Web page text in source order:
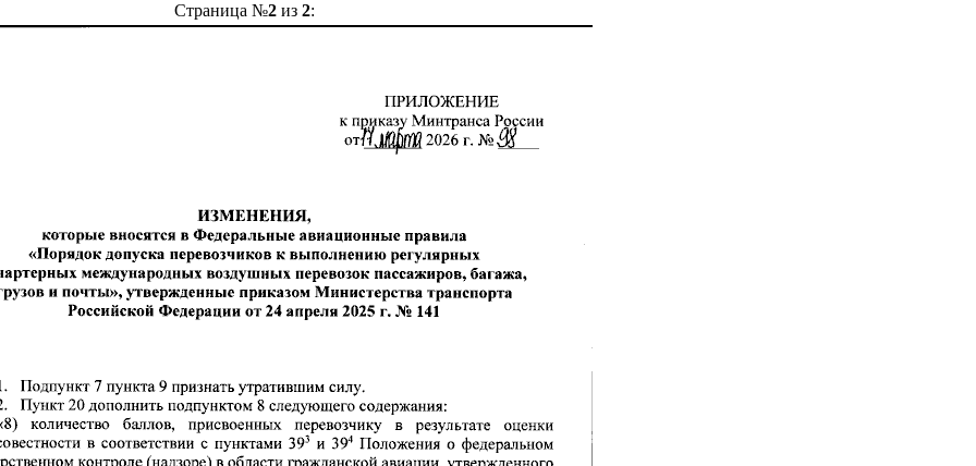
Страница №2из 2: